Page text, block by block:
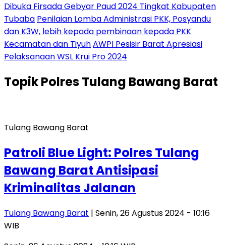
Dibuka Firsada Gebyar Paud 2024 Tingkat Kabupaten
Tubaba Penilaian Lomba Administrasi PKK, Posyandu
dan K3W, lebih kepada pembinaan kepada PKK
Kecamatan dan TiyuhAWPI Pesisir Barat Apresiasi
Pelaksanaan WSL Krui Pro 2024
TopikPolres Tulang Bawang Barat
Tulang Bawang Barat
Patroli Blue Light: Polres Tulang
Bawang Barat Antisipasi
Kriminalitas Jalanan
Tulang Bawang Barat | Senin, 26 Agustus 2024 - 10:16
WIB